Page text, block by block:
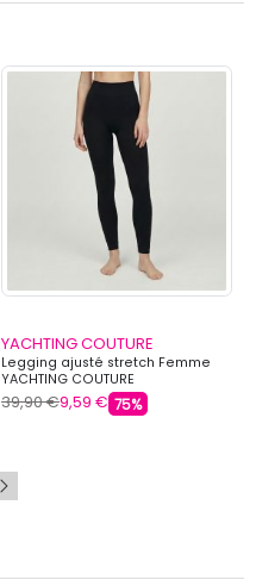
YACHTING COUTURE
Legging ajusté stretch Femme
YACHTING COUTURE
39,90 €9,59 € 75%